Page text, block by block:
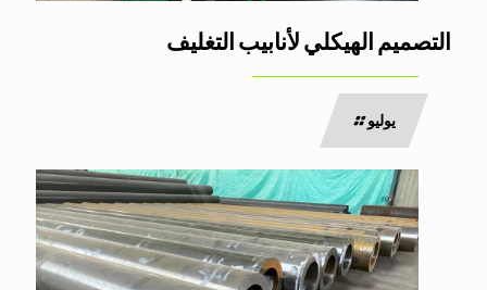
التصميم الهيكلي لأنابيب التغليف
يوليو